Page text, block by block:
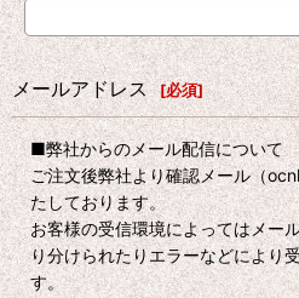
メールアドレス [必須]
■弊社からのメール配信について
ご注文後弊社より確認メール（
たしております。
お客様の受信環境によってはメー
り分けられたりエラーなどにより
す。